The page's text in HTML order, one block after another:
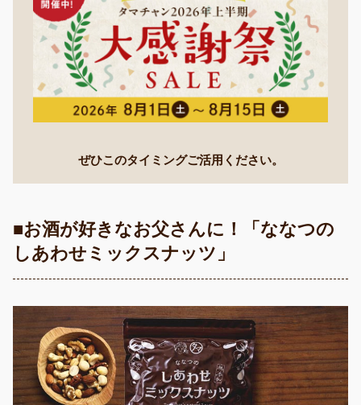
ぜひこのタイミングご活用ください。
■お酒が好きなお父さんに！「 ななつの
しあわせミックスナッツ 」